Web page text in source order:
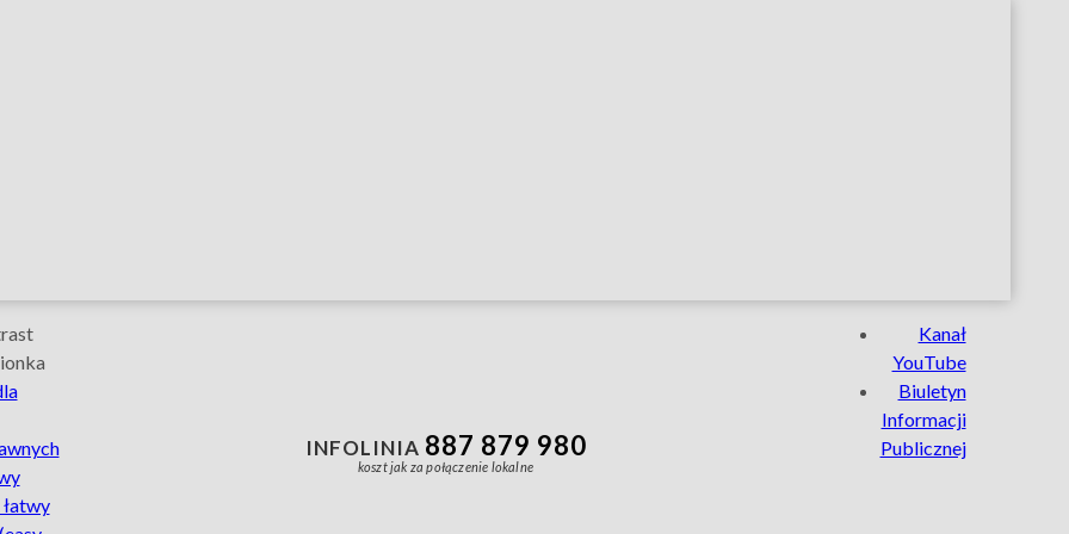
Infolinia
INFOLINIA telefon
887-
879–
887 879 980
koszt jak za połączenie lokalne
serwisy
Kanał
YouTube
Biuletyn
Informacji
Publicznej